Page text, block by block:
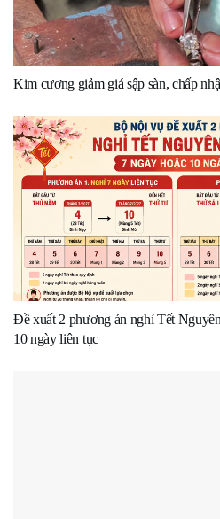
Kim cương giảm giá sập sàn, chấp
Đề xuất 2 phương án nghỉ Tết
10 ngày liên tục